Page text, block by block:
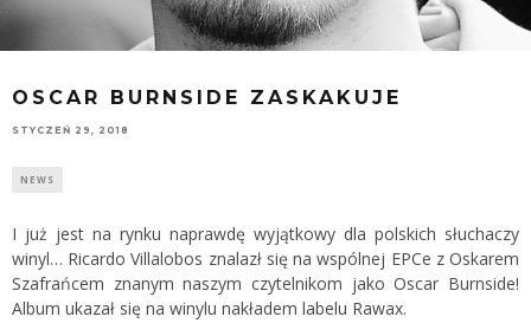
OSCAR BURNSIDE ZASKAKUJE
STYCZEŃ 29, 2018
NEWS
I już jest na rynku naprawdę wyjątkowy dla polskich słuchaczy
winyl… Ricardo Villalobos znalazł się na wspólnej EPCe z Oskarem
Szafrańcem znanym naszym czytelnikom jako Oscar Burnside!
Album ukazał się na winylu nakładem labelu Rawax.